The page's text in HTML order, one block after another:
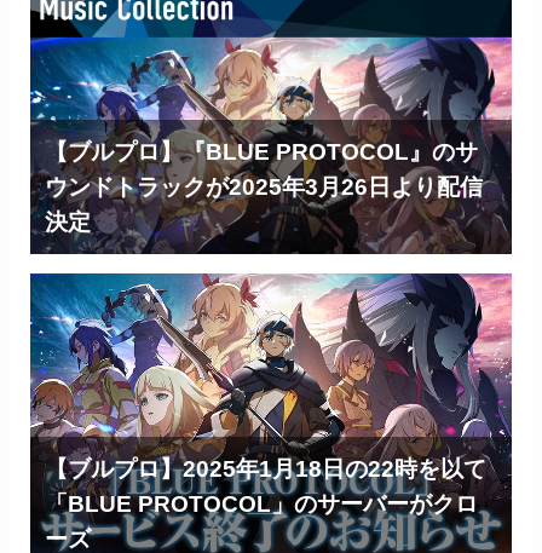
【ブルプロ】『BLUE PROTOCOL』のサ
ウンドトラックが2025年3月26日より配信
決定
【ブルプロ】2025年1月18日の22時を以て
「BLUE PROTOCOL」のサーバーがクロ
ーズ